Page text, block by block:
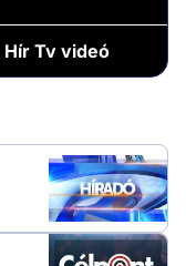
Hír Tv videó